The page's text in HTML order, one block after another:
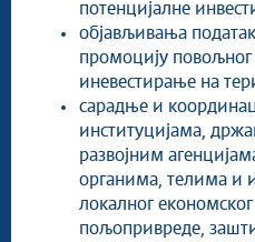
потенцијалне
објављивања
промоцију
иневестирање на
сарадње и
институцијама,
развојним
органима, телима и
локалног економског
пољопривреде,